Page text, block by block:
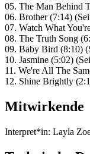
05. The Man Behind
06. Brother (7:14)
07. Watch What
08. The Truth Song
09. Baby Bird (8:10)
10. Jasmine (5:02)
11. We're All The
12. Shine Brightly
Mitwirkende
Interpret*in: Layla